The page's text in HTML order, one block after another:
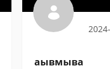
аывмыва